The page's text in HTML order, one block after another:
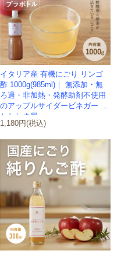
イタリア産 有機にごり リンゴ
酢 1000g(985ml)｜ 無添加・無
ろ過・非加熱・発酵助剤不使用
のアップルサイダービネガー -
かわしま屋-
1,180円(税込)